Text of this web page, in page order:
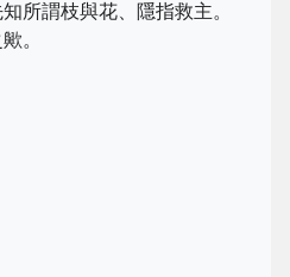
所謂枝與花、隱指救主。
。